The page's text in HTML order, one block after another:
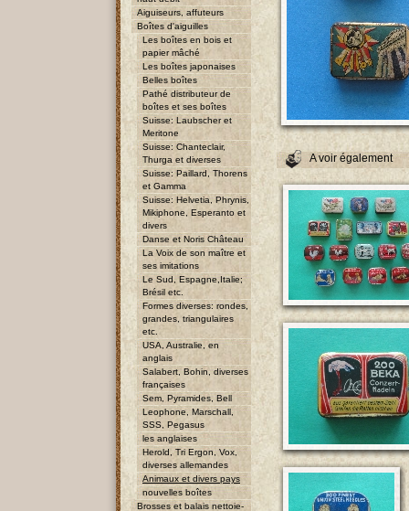
Aiguiseurs, affuteurs
Boîtes d'aiguilles
Les boîtes en bois et
papier mâché
Les boîtes japonaises
Belles boîtes
Pathé distributeur de
boîtes et ses boîtes
Suisse: Laubscher et
Meritone
Suisse: Chanteclair,
Thurga et diverses
Suisse: Paillard, Thorens
et Gamma
Suisse: Helvetia, Phrynis,
Mikiphone, Esperanto et
divers
Danse et Noris Château
La Voix de son maître et
ses imitations
Le Sud, Espagne,Italie;
Brésil etc.
Formes diverses: rondes,
grandes, triangulaires
etc.
USA, Australie, en
anglais
Salabert, Bohin, diverses
françaises
Sem, Pyramides, Bell
Leophone, Marschall,
SSS, Pegasus
les anglaises
Herold, Tri Ergon, Vox,
diverses allemandes
Animaux et divers pays
nouvelles boîtes
Brosses et balais nettoie-
A voir également